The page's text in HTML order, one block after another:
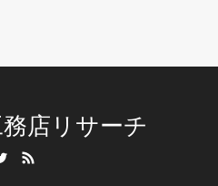
店リサーチ